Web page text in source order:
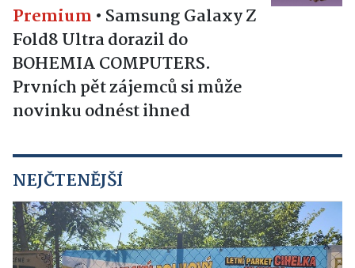
Premium • Samsung Galaxy Z
Fold8 Ultra dorazil do
BOHEMIA COMPUTERS.
Prvních pět zájemců si může
novinku odnést ihned
NEJČTENĚJŠÍ